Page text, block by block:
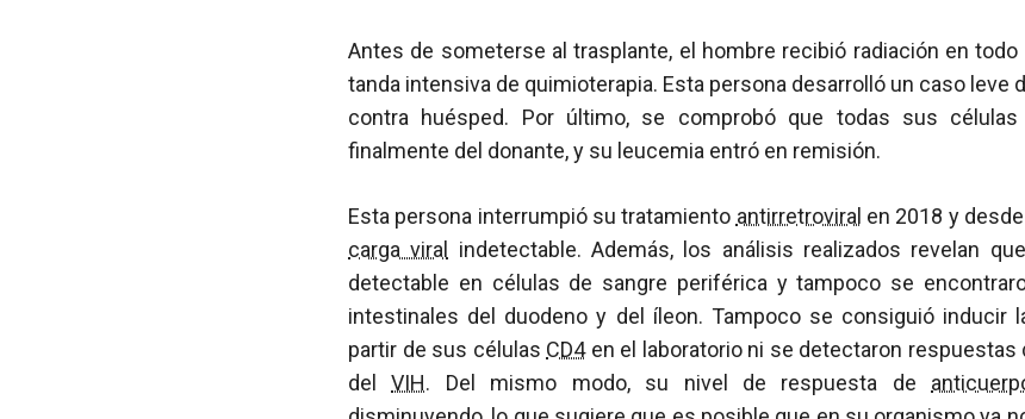
Antes de someterse al trasplante, el hombre recibió radiación en
tanda intensiva de quimioterapia. Esta persona desarrolló un caso leve
contra huésped. Por último, se comprobó que todas sus células
finalmente del donante, y su leucemia entró en remisión.
Esta persona interrumpió su tratamiento antirretroviral en 2018 y
carga viral
indetectable. Además, los análisis realizados revelan
detectable en células de sangre periférica y tampoco se
intestinales del duodeno y del íleon. Tampoco se consiguió inducir
partir de sus células CD4en el laboratorio ni se detectaron
delVIH. Del mismo modo, su nivel de respuesta de